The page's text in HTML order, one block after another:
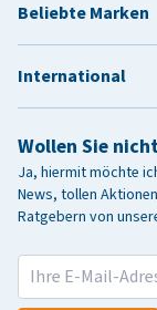
Wollen Sie
Ja, hiermit möchte
News, tollen
Ratgebern von
Beliebte Marken
International